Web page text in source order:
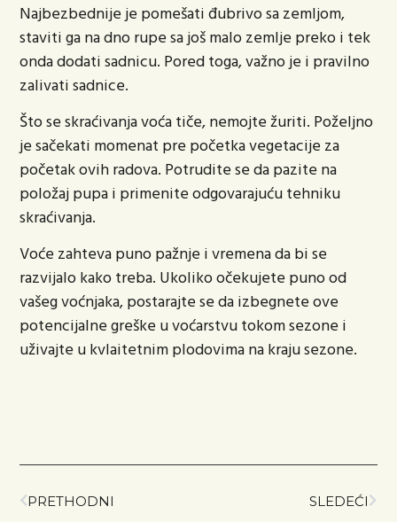
Najbezbednije je pomešati đubrivo sa zemljom,
staviti ga na dno rupe sa još malo zemlje preko i tek
onda dodati sadnicu. Pored toga, važno je i pravilno
zalivati sadnice.
Što se skraćivanja voća tiče, nemojte žuriti. Poželjno
je sačekati momenat pre početka vegetacije za
početak ovih radova. Potrudite se da pazite na
položaj pupa i primenite odgovarajuću tehniku
skraćivanja.
Voće zahteva puno pažnje i vremena da bi se
razvijalo kako treba. Ukoliko očekujete puno od
vašeg voćnjaka, postarajte se da izbegnete ove
potencijalne greške u voćarstvu tokom sezone i
uživajte u kvlaitetnim plodovima na kraju sezone.
PRETHODNI SLEDEĆI